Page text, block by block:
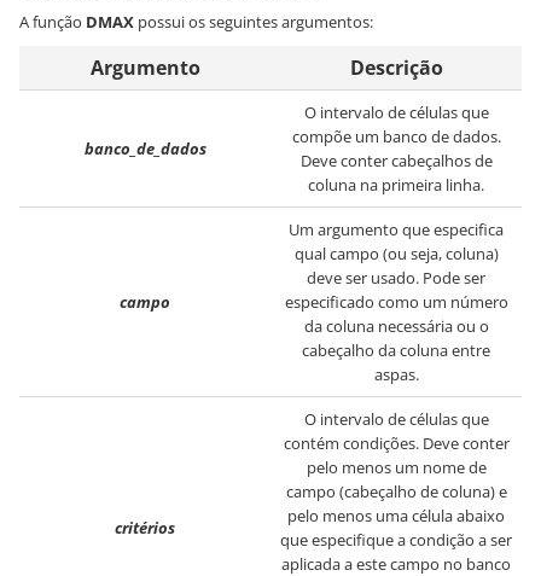
A função DMAX possui os seguintes argumentos:
Argumento Descrição
banco_de_dados
O intervalo de células que
compõe um banco de dados.
Deve conter cabeçalhos de
coluna na primeira linha.
campo
Um argumento que especifica
qual campo (ou seja, coluna)
deve ser usado. Pode ser
especificado como um número
da coluna necessária ou o
cabeçalho da coluna entre
aspas.
critérios
O intervalo de células que
contém condições. Deve conter
pelo menos um nome de
campo (cabeçalho de coluna) e
pelo menos uma célula abaixo
que especifique a condição a ser
aplicada a este campo no banco